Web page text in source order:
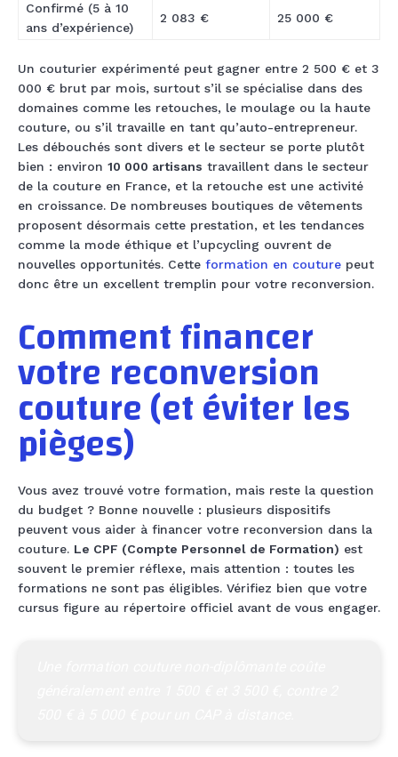
Confirmé (5 à 10
ans d’expérience)
2 083 € 25 000 €
Un couturier expérimenté peut gagner entre 2 500 € et 3
000 € brut par mois, surtout s’il se spécialise dans des
domaines comme les retouches, le moulage ou la haute
couture, ou s’il travaille en tant qu’auto-entrepreneur.
Les débouchés sont divers et le secteur se porte plutôt
bien : environ 10 000 artisans travaillent dans le secteur
de la couture en France, et la retouche est une activité
en croissance. De nombreuses boutiques de vêtements
proposent désormais cette prestation, et les tendances
comme la mode éthique et l’upcycling ouvrent de
nouvelles opportunités. Cette formation en couture peut
donc être un excellent tremplin pour votre reconversion.
Comment financer
votre reconversion
couture (et éviter les
pièges)
Vous avez trouvé votre formation, mais reste la question
du budget ? Bonne nouvelle : plusieurs dispositifs
peuvent vous aider à financer votre reconversion dans la
couture. Le CPF (Compte Personnel de Formation) est
souvent le premier réflexe, mais attention : toutes les
formations ne sont pas éligibles. Vérifiez bien que votre
cursus figure au répertoire officiel avant de vous engager.